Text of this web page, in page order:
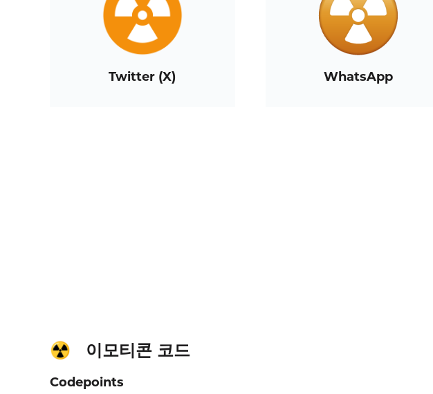
Twitter (X) WhatsApp
☢️ 이모티콘 코드
Codepoints